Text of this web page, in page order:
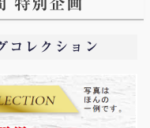
コレクション